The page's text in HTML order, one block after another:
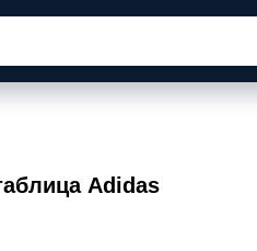
Adidas